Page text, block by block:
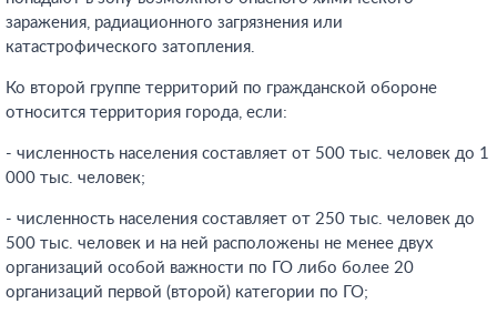
заражения, радиационного загрязнения или
катастрофического затопления.
Ко второй группе территорий по гражданской обороне
относится территория города, если:
- численность населения составляет от 500 тыс. человек до 1
000 тыс. человек;
- численность населения составляет от 250 тыс. человек до
500 тыс. человек и на ней расположены не менее двух
организаций особой важности по ГО либо более 20
организаций первой (второй) категории по ГО;